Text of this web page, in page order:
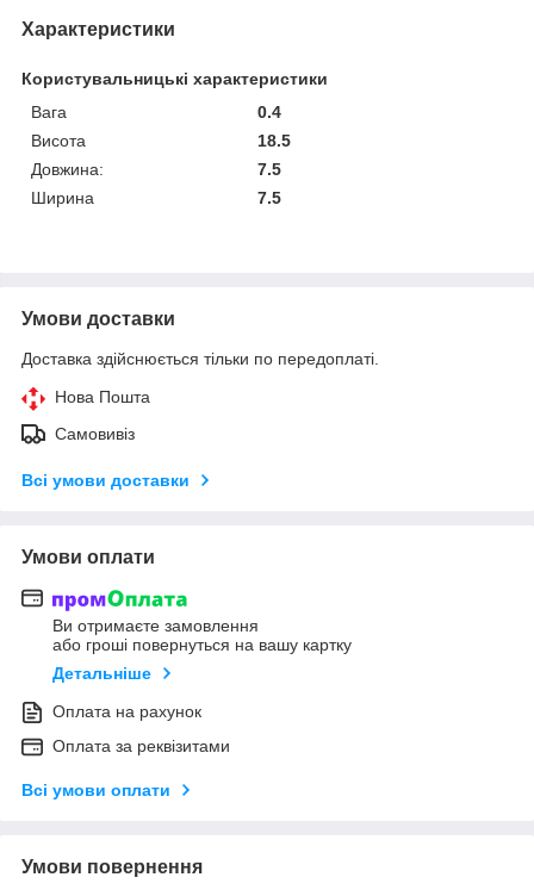
Характеристики
Користувальницькі характеристики
Вага
0.4
Висота
18.5
Довжина:
7.5
Ширина
7.5
Умови доставки
Доставка здійснюється тільки по передоплаті.
Нова Пошта
Самовивіз
Всі умови доставки
Умови оплати
Ви отримаєте замовлення
або гроші повернуться на вашу картку
Детальніше
Оплата на рахунок
Оплата за реквізитами
Всі умови оплати
Умови повернення